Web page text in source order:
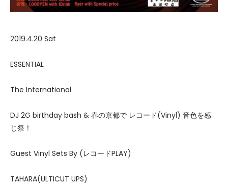
2019.4.20 Sat
ESSENTIAL
The International
DJ 2G birthday bash & 春の京都で レコード(Vinyl) 音色を感
じ祭！
Guest Vinyl Sets By (レコードPLAY)
TAHARA(ULTICUT UPS)